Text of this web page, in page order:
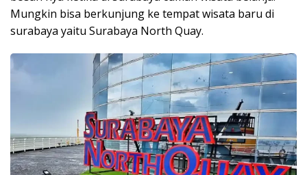
Mungkin bisa berkunjung ke tempat wisata baru di
surabaya yaitu Surabaya North Quay.